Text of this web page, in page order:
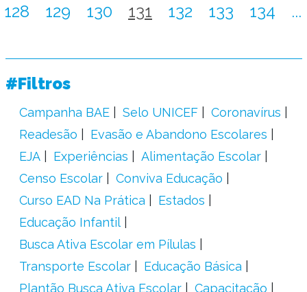
128 129 130 131 132 133 134 ...
#Filtros
Campanha BAE Selo UNICEF
Coronavírus
Readesão
Evasão e Abandono Escolares
EJA
Experiências
Alimentação Escolar
Censo Escolar
Conviva Educação
Curso EAD Na Prática
Estados
Educação Infantil
Busca Ativa Escolar em Pílulas
Transporte Escolar
Educação Básica
Plantão Busca Ativa Escolar
Capacitação